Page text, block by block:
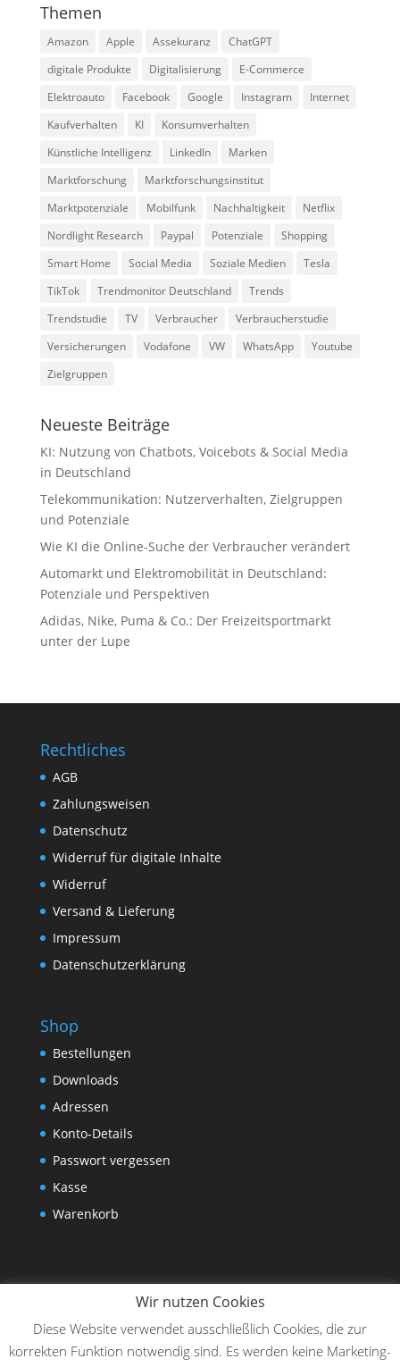
Themen
Amazon Apple Assekuranz
ChatGPT
digitale Produkte
Digitalisierung
E-Commerce
Elektroauto
Facebook Google Instagram
Internet
Kaufverhalten
KI
Konsumverhalten
Künstliche Intelligenz
LinkedIn
Marken
Marktforschung
Marktforschungsinstitut
Marktpotenziale
Mobilfunk Nachhaltigkeit
Netflix
Nordlight Research
Paypal Potenziale
Shopping
Smart Home
Social Media Soziale Medien
Tesla
TikTok
Trendmonitor Deutschland
Trends
Trendstudie
TV Verbraucher
Verbraucherstudie
Versicherungen
Vodafone VW WhatsApp
Youtube
Zielgruppen
Neueste Beiträge
KI: Nutzung von Chatbots, Voicebots & Social Media
in Deutschland
Telekommunikation: Nutzerverhalten, Zielgruppen
und Potenziale
Wie KI die Online-Suche der Verbraucher verändert
Automarkt und Elektromobilität in Deutschland:
Potenziale und Perspektiven
Adidas, Nike, Puma & Co.: Der Freizeitsportmarkt
unter der Lupe
Rechtliches
AGB
Zahlungsweisen
Datenschutz
Widerruf für digitale Inhalte
Widerruf
Versand & Lieferung
Impressum
Datenschutzerklärung
Shop
Bestellungen
Downloads
Adressen
Konto-Details
Passwort vergessen
Kasse
Warenkorb
Wir nutzen Cookies
Diese Website verwendet ausschließlich Cookies, die zur
korrekten Funktion notwendig sind. Es werden keine Marketing-